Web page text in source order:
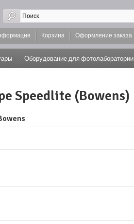
Корзина Оформление заказа
Оборудование для фотолаборатории
Speedlite (Bowens)